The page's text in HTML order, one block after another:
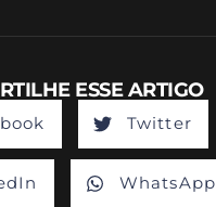
ESSE ARTIGO
Twitter
WhatsApp